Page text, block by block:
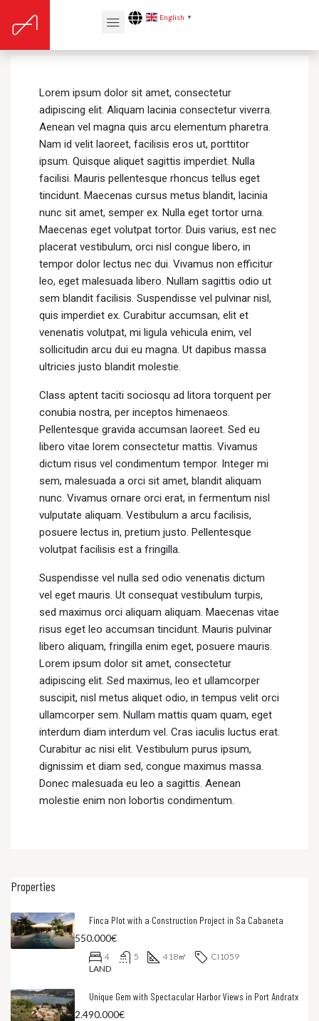
English ▼
Right Sidebar Test
Lorem ipsum dolor sit amet, consectetur
adipiscing elit. Aliquam lacinia consectetur viverra.
Aenean vel magna quis arcu elementum pharetra.
Nam id velit laoreet, facilisis eros ut, porttitor
ipsum. Quisque aliquet sagittis imperdiet. Nulla
facilisi. Mauris pellentesque rhoncus tellus eget
tincidunt. Maecenas cursus metus blandit, lacinia
nunc sit amet, semper ex. Nulla eget tortor urna.
Maecenas eget volutpat tortor. Duis varius, est nec
placerat vestibulum, orci nisl congue libero, in
tempor dolor lectus nec dui. Vivamus non efficitur
leo, eget malesuada libero. Nullam sagittis odio ut
sem blandit facilisis. Suspendisse vel pulvinar nisl,
quis imperdiet ex. Curabitur accumsan, elit et
venenatis volutpat, mi ligula vehicula enim, vel
sollicitudin arcu dui eu magna. Ut dapibus massa
ultricies justo blandit molestie.
Class aptent taciti sociosqu ad litora torquent per
conubia nostra, per inceptos himenaeos.
Pellentesque gravida accumsan laoreet. Sed eu
libero vitae lorem consectetur mattis. Vivamus
dictum risus vel condimentum tempor. Integer mi
sem, malesuada a orci sit amet, blandit aliquam
nunc. Vivamus ornare orci erat, in fermentum nisl
vulputate aliquam. Vestibulum a arcu facilisis,
posuere lectus in, pretium justo. Pellentesque
volutpat facilisis est a fringilla.
Suspendisse vel nulla sed odio venenatis dictum
vel eget mauris. Ut consequat vestibulum turpis,
sed maximus orci aliquam aliquam. Maecenas vitae
risus eget leo accumsan tincidunt. Mauris pulvinar
libero aliquam, fringilla enim eget, posuere mauris.
Lorem ipsum dolor sit amet, consectetur
adipiscing elit. Sed maximus, leo et ullamcorper
suscipit, nisl metus aliquet odio, in tempus velit orci
ullamcorper sem. Nullam mattis quam quam, eget
interdum diam interdum vel. Cras iaculis luctus erat.
Curabitur ac nisi elit. Vestibulum purus ipsum,
dignissim et diam sed, congue maximus massa.
Donec malesuada eu leo a sagittis. Aenean
molestie enim non lobortis condimentum.
Properties
Finca Plot with a Construction Project in Sa Cabaneta
550.000€
4 5 418㎡
CI1059
LAND
Unique Gem with Spectacular Harbor Views in Port Andratx
2.490.000€